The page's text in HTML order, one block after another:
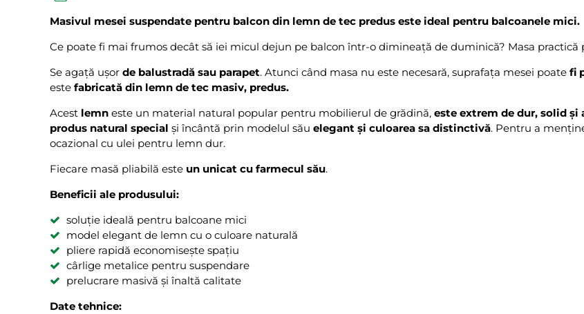
Masivul mesei suspendate pentru balcon din lemn de tec predus este ideal pentru balcoanele mici.
Ce poate fi mai frumos decât să iei micul dejun pe balcon într-o dimineață de duminică? Masa
Se agață ușor de balustradă sau parapet. Atunci când masa nu este necesară, suprafața mesei poate fi
este fabricată din lemn de tec masiv, predus.
Acest lemn este un material natural popular pentru mobilierul de grădină, este extrem de dur, solid și
produs natural special și încântă prin modelul său elegant și culoarea sa distinctivă. Pentru a
ocazional cu ulei pentru lemn dur.
Fiecare masă pliabilă este un unicat cu farmecul său.
Beneficii ale produsului:
soluție ideală pentru balcoane mici
model elegant de lemn cu o culoare naturală
pliere rapidă economisește spațiu
cârlige metalice pentru suspendare
prelucrare masivă și înaltă calitate
Date tehnice: